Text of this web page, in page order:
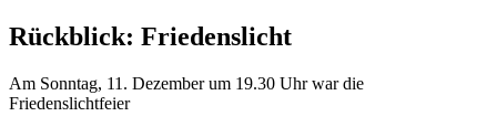
Rückblick: Friedenslicht
Am Sonntag, 11. Dezember um 19.30 Uhr war die
Friedenslichtfeier